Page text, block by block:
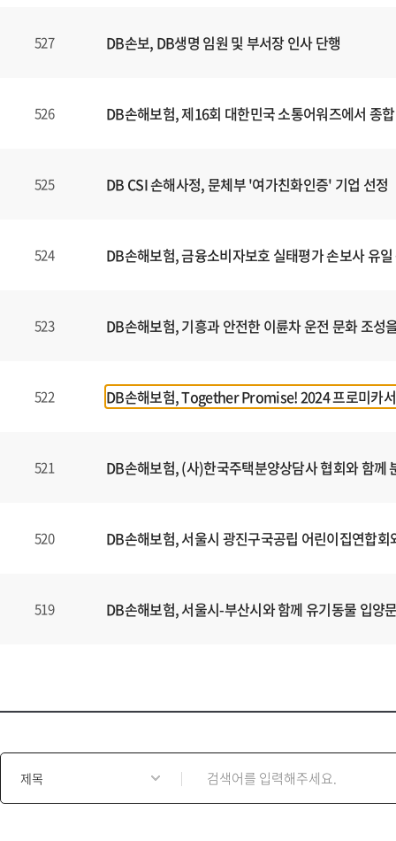
527 DB손보, DB생명 임원 및 부서장 인사 단행
526 DB손해보험, 제16회 대한민국 소통어워즈에서 종
525 DB CSI 손해사정, 문체부 '여가친화인증' 기업 선정
524 DB손해보험, 금융소비자보호 실태평가 손보사 유
523 DB손해보험, 기흥과 안전한 이륜차 운전 문화 조성
522 DB손해보험, Together Promise! 2024 프로미카
521 DB손해보험, (사)한국주택분양상담사 협회와 함께
520 DB손해보험, 서울시 광진구국공립 어린이집연합
519 DB손해보험, 서울시-부산시와 함께 유기동물 입양
게